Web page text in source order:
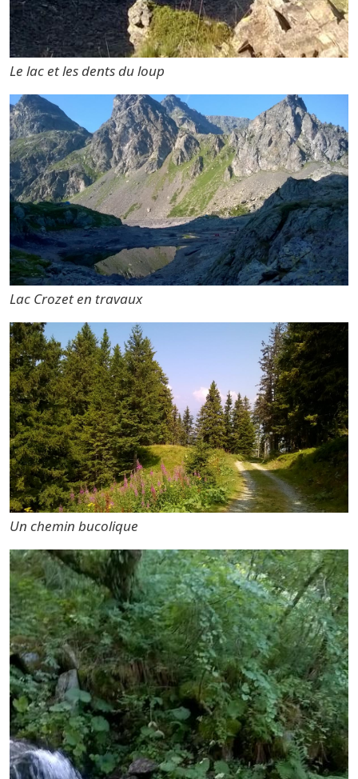
Le lac et les dents du loup
Lac Crozet en travaux
Un chemin bucolique